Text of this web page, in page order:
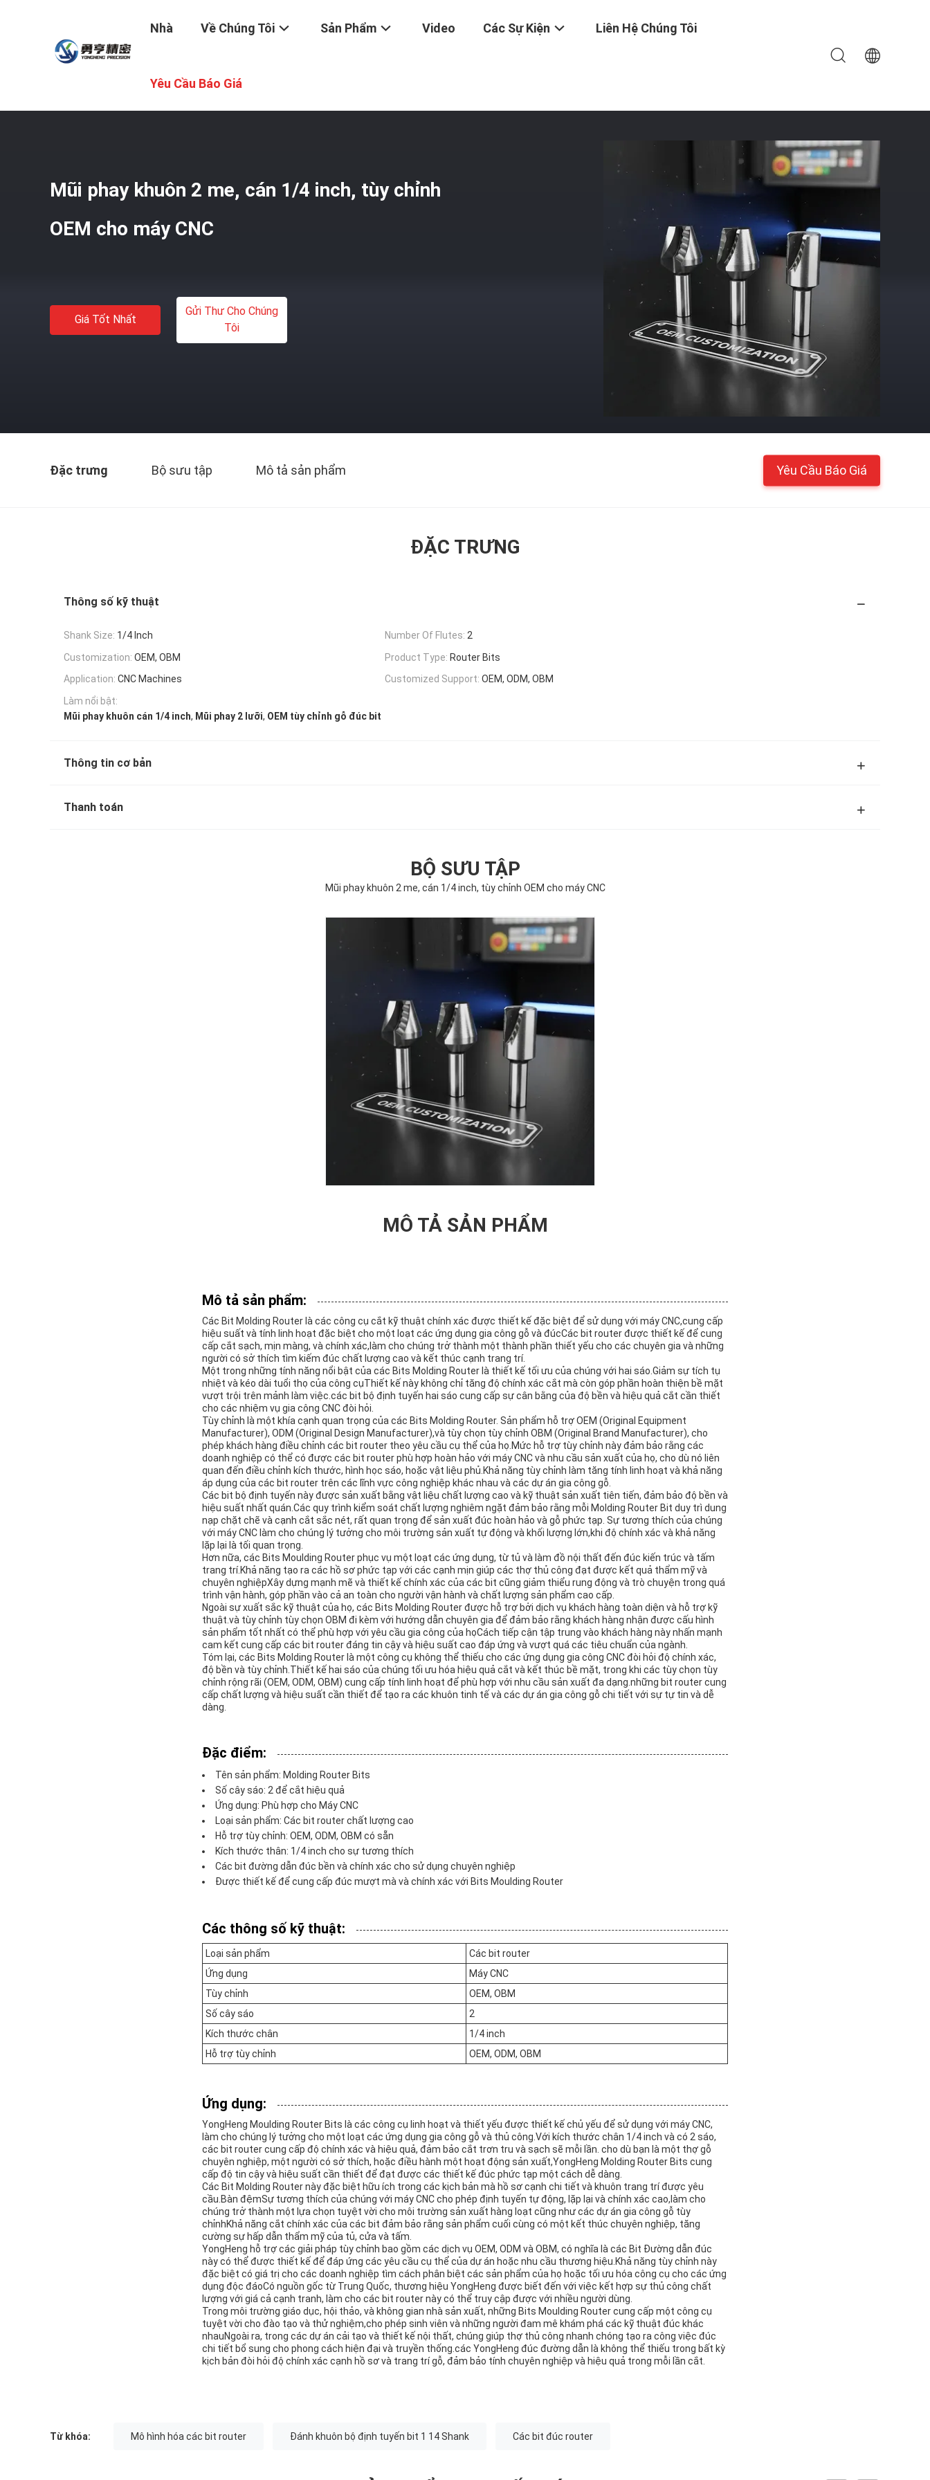
Nhà Về Chúng Tôi Sản Phẩm Video Các Sự Kiện Liên Hệ Chúng Tôi
Yêu Cầu Báo Giá
Xếp Các Bit Router
Mũi phay khuôn 2 me, cán 1/4 inch, tùy chỉnh
OEM cho máy CNC
Giá Tốt Nhất
Gửi Thư Cho Chúng
Tôi
Đặc trưng Bộ sưu tập Mô tả sản phẩm Yêu Cầu Báo Giá
ĐẶC TRƯNG
Thông số kỹ thuật
Shank Size: 1/4 Inch Number Of Flutes: 2
Customization: OEM, OBM Product Type: Router Bits
Application: CNC Machines Customized Support: OEM, ODM, OBM
Làm nổi bật:
Mũi phay khuôn cán 1/4 inch, Mũi phay 2 lưỡi, OEM tùy chỉnh gỗ đúc bit
Thông tin cơ bản
Thanh toán
BỘ SƯU TẬP
Mũi phay khuôn 2 me, cán 1/4 inch, tùy chỉnh OEM cho máy CNC
MÔ TẢ SẢN PHẨM
Mô tả sản phẩm:
Các Bit Molding Router là các công cụ cắt kỹ thuật chính xác được thiết kế đặc biệt để sử dụng với máy CNC,cung cấp
hiệu suất và tính linh hoạt đặc biệt cho một loạt các ứng dụng gia công gỗ và đúcCác bit router được thiết kế để cung
cấp cắt sạch, mịn màng, và chính xác,làm cho chúng trở thành một thành phần thiết yếu cho các chuyên gia và những
người có sở thích tìm kiếm đúc chất lượng cao và kết thúc cạnh trang trí.
Một trong những tính năng nổi bật của các Bits Molding Router là thiết kế tối ưu của chúng với hai sáo.Giảm sự tích tụ
nhiệt và kéo dài tuổi thọ của công cụThiết kế này không chỉ tăng độ chính xác cắt mà còn góp phần hoàn thiện bề mặt
vượt trội trên mảnh làm việc.các bit bộ định tuyến hai sáo cung cấp sự cân bằng của độ bền và hiệu quả cắt cần thiết
cho các nhiệm vụ gia công CNC đòi hỏi.
Tùy chỉnh là một khía cạnh quan trọng của các Bits Molding Router. Sản phẩm hỗ trợ OEM (Original Equipment
Manufacturer), ODM (Original Design Manufacturer),và tùy chọn tùy chỉnh OBM (Original Brand Manufacturer), cho
phép khách hàng điều chỉnh các bit router theo yêu cầu cụ thể của họ.Mức hỗ trợ tùy chỉnh này đảm bảo rằng các
doanh nghiệp có thể có được các bit router phù hợp hoàn hảo với máy CNC và nhu cầu sản xuất của họ, cho dù nó liên
quan đến điều chỉnh kích thước, hình học sáo, hoặc vật liệu phủ.Khả năng tùy chỉnh làm tăng tính linh hoạt và khả năng
áp dụng của các bit router trên các lĩnh vực công nghiệp khác nhau và các dự án gia công gỗ.
Các bit bộ định tuyến này được sản xuất bằng vật liệu chất lượng cao và kỹ thuật sản xuất tiên tiến, đảm bảo độ bền và
hiệu suất nhất quán.Các quy trình kiểm soát chất lượng nghiêm ngặt đảm bảo rằng mỗi Molding Router Bit duy trì dung
nạp chặt chẽ và cạnh cắt sắc nét, rất quan trọng để sản xuất đúc hoàn hảo và gỗ phức tạp. Sự tương thích của chúng
với máy CNC làm cho chúng lý tưởng cho môi trường sản xuất tự động và khối lượng lớn,khi độ chính xác và khả năng
lặp lại là tối quan trọng.
Hơn nữa, các Bits Moulding Router phục vụ một loạt các ứng dụng, từ tủ và làm đồ nội thất đến đúc kiến trúc và tấm
trang trí.Khả năng tạo ra các hồ sơ phức tạp với các cạnh mịn giúp các thợ thủ công đạt được kết quả thẩm mỹ và
chuyên nghiệpXây dựng mạnh mẽ và thiết kế chính xác của các bit cũng giảm thiểu rung động và trò chuyện trong quá
trình vận hành, góp phần vào cả an toàn cho người vận hành và chất lượng sản phẩm cao cấp.
Ngoài sự xuất sắc kỹ thuật của họ, các Bits Molding Router được hỗ trợ bởi dịch vụ khách hàng toàn diện và hỗ trợ kỹ
thuật.và tùy chỉnh tùy chọn OBM đi kèm với hướng dẫn chuyên gia để đảm bảo rằng khách hàng nhận được cấu hình
sản phẩm tốt nhất có thể phù hợp với yêu cầu gia công của họCách tiếp cận tập trung vào khách hàng này nhấn mạnh
cam kết cung cấp các bit router đáng tin cậy và hiệu suất cao đáp ứng và vượt quá các tiêu chuẩn của ngành.
Tóm lại, các Bits Molding Router là một công cụ không thể thiếu cho các ứng dụng gia công CNC đòi hỏi độ chính xác,
độ bền và tùy chỉnh.Thiết kế hai sáo của chúng tối ưu hóa hiệu quả cắt và kết thúc bề mặt, trong khi các tùy chọn tùy
chỉnh rộng rãi (OEM, ODM, OBM) cung cấp tính linh hoạt để phù hợp với nhu cầu sản xuất đa dạng.những bit router cung
cấp chất lượng và hiệu suất cần thiết để tạo ra các khuôn tinh tế và các dự án gia công gỗ chi tiết với sự tự tin và dễ
dàng.
Đặc điểm:
Tên sản phẩm: Molding Router Bits
Số cây sáo: 2 để cắt hiệu quả
Ứng dụng: Phù hợp cho Máy CNC
Loại sản phẩm: Các bit router chất lượng cao
Hỗ trợ tùy chỉnh: OEM, ODM, OBM có sẵn
Kích thước thân: 1/4 inch cho sự tương thích
Các bit đường dẫn đúc bền và chính xác cho sử dụng chuyên nghiệp
Được thiết kế để cung cấp đúc mượt mà và chính xác với Bits Moulding Router
Các thông số kỹ thuật:
Loại sản phẩm
Các bit router
Ứng dụng
Máy CNC
Tùy chỉnh
OEM, OBM
Số cây sáo
2
Kích thước chân
1/4 inch
Hỗ trợ tùy chỉnh
OEM, ODM, OBM
Ứng dụng:
YongHeng Moulding Router Bits là các công cụ linh hoạt và thiết yếu được thiết kế chủ yếu để sử dụng với máy CNC,
làm cho chúng lý tưởng cho một loạt các ứng dụng gia công gỗ và thủ công.Với kích thước chân 1/4 inch và có 2 sáo,
các bit router cung cấp độ chính xác và hiệu quả, đảm bảo cắt trơn tru và sạch sẽ mỗi lần. cho dù bạn là một thợ gỗ
chuyên nghiệp, một người có sở thích, hoặc điều hành một hoạt động sản xuất,YongHeng Molding Router Bits cung
cấp độ tin cậy và hiệu suất cần thiết để đạt được các thiết kế đúc phức tạp một cách dễ dàng.
Các Bit Molding Router này đặc biệt hữu ích trong các kịch bản mà hồ sơ cạnh chi tiết và khuôn trang trí được yêu
cầu.Bàn đệmSự tương thích của chúng với máy CNC cho phép định tuyến tự động, lặp lại và chính xác cao,làm cho
chúng trở thành một lựa chọn tuyệt vời cho môi trường sản xuất hàng loạt cũng như các dự án gia công gỗ tùy
chỉnhKhả năng cắt chính xác của các bit đảm bảo rằng sản phẩm cuối cùng có một kết thúc chuyên nghiệp, tăng
cường sự hấp dẫn thẩm mỹ của tủ, cửa và tấm.
YongHeng hỗ trợ các giải pháp tùy chỉnh bao gồm các dịch vụ OEM, ODM và OBM, có nghĩa là các Bit Đường dẫn đúc
này có thể được thiết kế để đáp ứng các yêu cầu cụ thể của dự án hoặc nhu cầu thương hiệu.Khả năng tùy chỉnh này
đặc biệt có giá trị cho các doanh nghiệp tìm cách phân biệt các sản phẩm của họ hoặc tối ưu hóa công cụ cho các ứng
dụng độc đáoCó nguồn gốc từ Trung Quốc, thương hiệu YongHeng được biết đến với việc kết hợp sự thủ công chất
lượng với giá cả cạnh tranh, làm cho các bit router này có thể truy cập được với nhiều người dùng.
Trong môi trường giáo dục, hội thảo, và không gian nhà sản xuất, những Bits Moulding Router cung cấp một công cụ
tuyệt vời cho đào tạo và thử nghiệm,cho phép sinh viên và những người đam mê khám phá các kỹ thuật đúc khác
nhauNgoài ra, trong các dự án cải tạo và thiết kế nội thất, chúng giúp thợ thủ công nhanh chóng tạo ra công việc đúc
chi tiết bổ sung cho phong cách hiện đại và truyền thống.các YongHeng đúc đường dẫn là không thể thiếu trong bất kỳ
kịch bản đòi hỏi độ chính xác cạnh hồ sơ và trang trí gỗ, đảm bảo tính chuyên nghiệp và hiệu quả trong mỗi lần cắt.
Từ khóa: Mô hình hóa các bit router Đánh khuôn bộ định tuyến bit 1 14 Shank Các bit đúc router